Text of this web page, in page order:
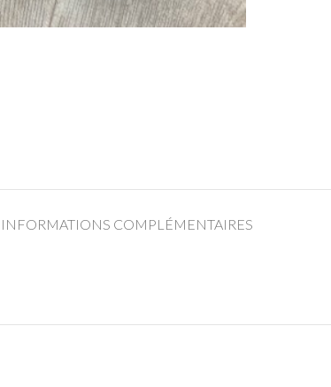
INFORMATIONS COMPLÉMENTAIRES